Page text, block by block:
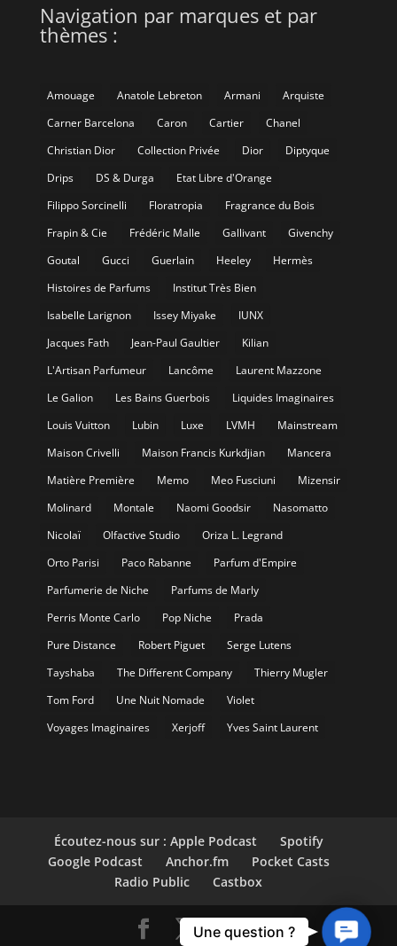
Navigation par marques et par
thèmes :
Amouage Anatole Lebreton Armani
Arquiste
Carner Barcelona
Caron Cartier
Chanel
Christian Dior
Collection Privée Dior
Diptyque
Drips
DS & Durga
Etat Libre d'Orange
Filippo Sorcinelli
Floratropia
Fragrance du Bois
Frapin & Cie
Frédéric Malle Gallivant
Givenchy
Goutal
Gucci Guerlain Heeley
Hermès
Histoires de Parfums
Institut Très Bien
Isabelle Larignon
Issey Miyake
IUNX
Jacques Fath
Jean-Paul Gaultier
Kilian
L'Artisan Parfumeur
Lancôme
Laurent Mazzone
Le Galion
Les Bains Guerbois
Liquides Imaginaires
Louis Vuitton
Lubin Luxe LVMH
Mainstream
Maison Crivelli
Maison Francis Kurkdjian
Mancera
Matière Première
Memo Meo Fusciuni
Mizensir
Molinard
Montale Naomi Goodsir
Nasomatto
Nicolaï
Olfactive Studio
Oriza L. Legrand
Orto Parisi
Paco Rabanne
Parfum d'Empire
Parfumerie de Niche
Parfums de Marly
Perris Monte Carlo
Pop Niche
Prada
Pure Distance
Robert Piguet
Serge Lutens
Tayshaba
The Different Company
Thierry Mugler
Tom Ford
Une Nuit Nomade
Violet
Voyages Imaginaires
Xerjoff Yves Saint Laurent
Écoutez-nous sur : Apple Podcast
Spotify
Google Podcast
Anchor.fm
Pocket Casts
Radio Public
Castbox
Contact
Une question ?